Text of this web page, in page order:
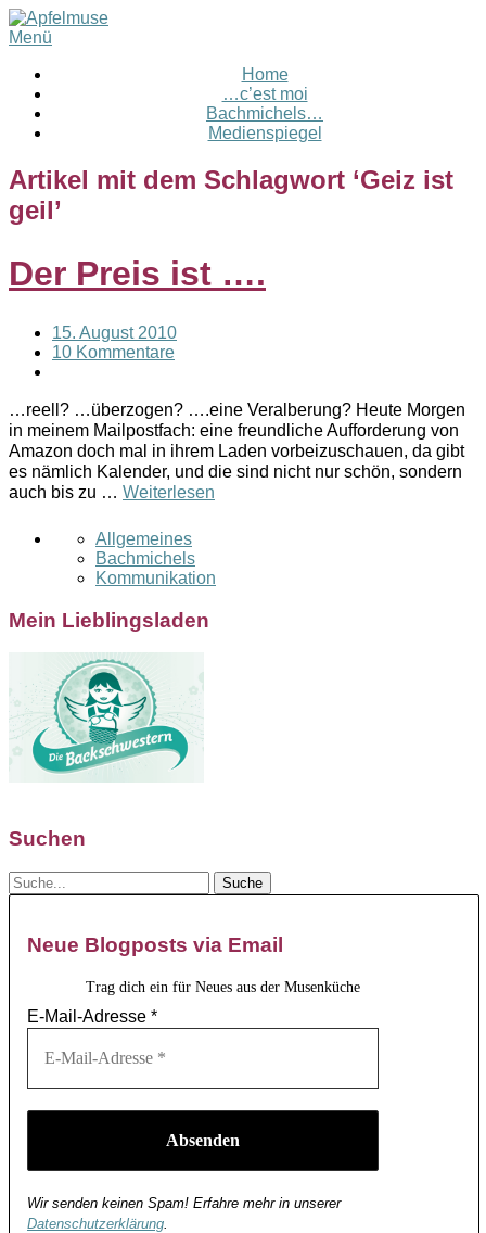
Menü
Home
…c’est moi
Bachmichels…
Medienspiegel
Artikel mit dem Schlagwort ‘Geiz ist
geil’
Der Preis ist ….
15. August 2010
10 Kommentare
…reell? …überzogen? ….eine Veralberung? Heute Morgen
in meinem Mailpostfach: eine freundliche Aufforderung von
Amazon doch mal in ihrem Laden vorbeizuschauen, da gibt
es nämlich Kalender, und die sind nicht nur schön, sondern
auch bis zu … Weiterlesen
Allgemeines
Bachmichels
Kommunikation
Mein Lieblingsladen
Suchen
Neue Blogposts via Email
Trag dich ein für Neues aus der Musenküche
E-Mail-Adresse *
Wir senden keinen Spam! Erfahre mehr in unserer
Datenschutzerklärung